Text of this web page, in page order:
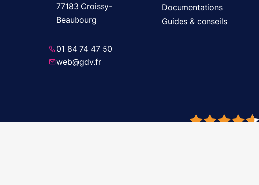
77183 Croissy-
Beaubourg
01 84 74 47 50
web@gdv.fr
Documentations
Guides & conseils